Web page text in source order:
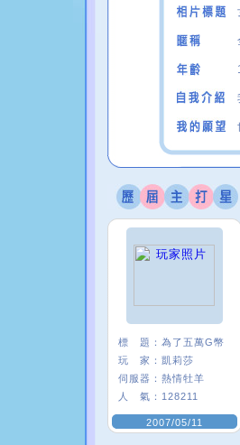
標 題： 為了五萬G幣
玩 家： 凱莉莎
伺服器： 熱情牡羊
人 氣： 128211
2007/05/11